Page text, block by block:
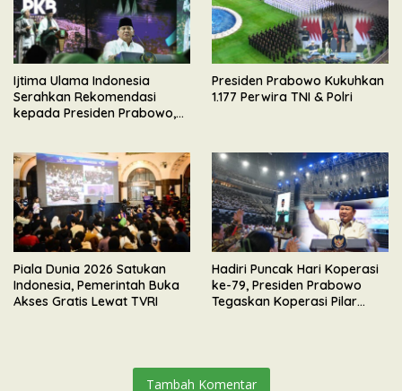
Ijtima Ulama Indonesia
Serahkan Rekomendasi
kepada Presiden Prabowo,
Nasional
Presiden Prabowo Kukuhkan
1.177 Perwira TNI & Polri
Piala Dunia 2026 Satukan
Indonesia, Pemerintah Buka
Akses Gratis Lewat TVRI
Hadiri Puncak Hari Koperasi
ke-79, Presiden Prabowo
Tegaskan Koperasi Pilar
Tambah Komentar